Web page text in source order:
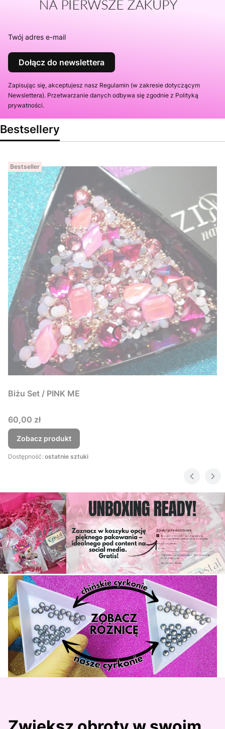
Twój adres e-mail
Dołącz do newslettera
Zapisując się, akceptujesz nasz Regulamin (w zakresie dotyczącym
Newslettera). Przetwarzanie danych odbywa się zgodnie z Polityką
prywatności.
Bestsellery
Bestseller
Biżu Set / PINK ME
Cena
60,00 zł
Zobacz produkt
Dostępność: ostatnie sztuki